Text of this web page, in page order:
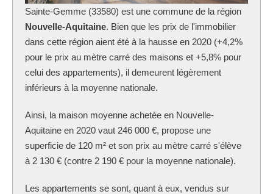
Sainte-Gemme (33580) est une commune de la région
Nouvelle-Aquitaine. Bien que les prix de l'immobilier
dans cette région aient été à la hausse en 2020 (+4,2%
pour le prix au mètre carré des maisons et +5,8% pour
celui des appartements), il demeurent légèrement
inférieurs à la moyenne nationale.
Ainsi, la maison moyenne achetée en Nouvelle-
Aquitaine en 2020 vaut 246 000 €, propose une
superficie de 120 m² et son prix au mètre carré s'élève
à 2 130 € (contre 2 190 € pour la moyenne nationale).
Les appartements se sont, quant à eux, vendus sur